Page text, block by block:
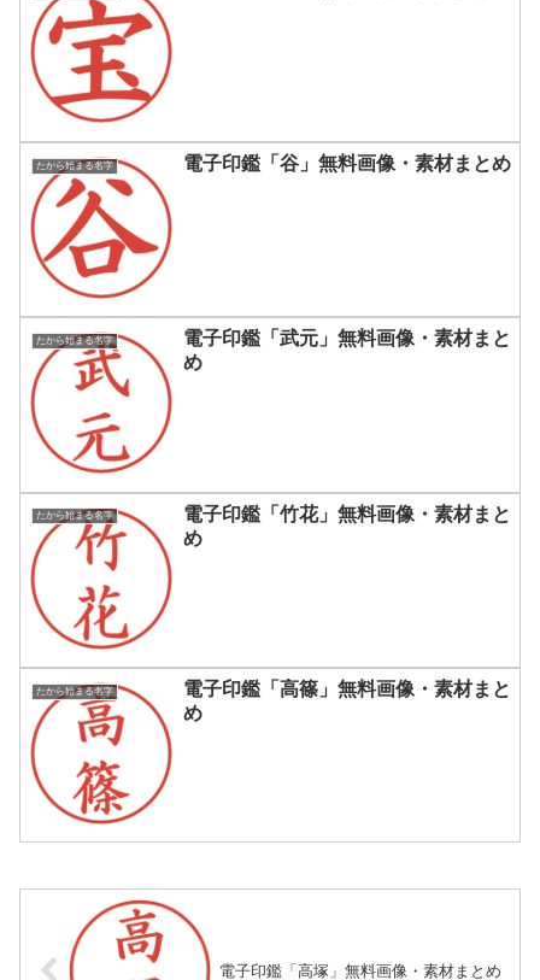
たから始まる名字 電子印鑑「谷」無料画像・素材まとめ
たから始まる名字
電子印鑑「武元」無料画像・素材まと
め
たから始まる名字
電子印鑑「竹花」無料画像・素材まと
め
たから始まる名字
電子印鑑「高篠」無料画像・素材まと
め
電子印鑑「高塚」無料画像・素材まとめ